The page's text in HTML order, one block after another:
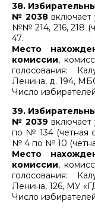
38.
№ 2038
№№ 214, 216, 218
47.
Место
комиссии,
голосования:
Ленина, д. 194,
Число
39.
№ 2039
по № 134 (четная
№ 4 по № 10
Место
комиссии,
голосования:
Ленина, 126, МУ
Число